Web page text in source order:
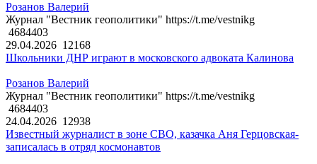
Розанов Валерий
Журнал "Вестник геополитики" https://t.me/vestnikg
4684403
29.04.2026 12168
Школьники ДНР играют в московского адвоката Калинова
Розанов Валерий
Журнал "Вестник геополитики" https://t.me/vestnikg
4684403
24.04.2026 12938
Известный журналист в зоне СВО, казачка Аня Герцовская-
записалась в отряд космонавтов